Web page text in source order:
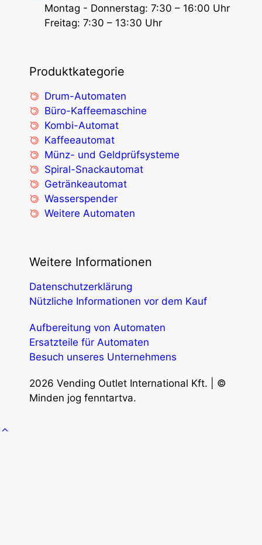
Montag - Donnerstag: 7:30 – 16:00 Uhr
Freitag: 7:30 – 13:30 Uhr
Produktkategorie
Drum-Automaten
Büro-Kaffeemaschine
Kombi-Automat
Kaffeeautomat
Münz- und Geldprüfsysteme
Spiral-Snackautomat
Getränkeautomat
Wasserspender
Weitere Automaten
Weitere Informationen
Datenschutzerklärung
Nützliche Informationen vor dem Kauf
Aufbereitung von Automaten
Ersatzteile für Automaten
Besuch unseres Unternehmens
2026 Vending Outlet International Kft. | ©
Minden jog fenntartva.